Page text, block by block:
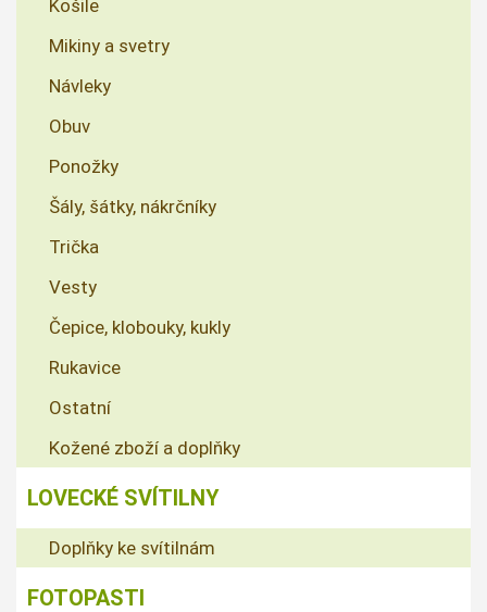
Košile
Mikiny a svetry
Návleky
Obuv
Ponožky
Šály, šátky, nákrčníky
Trička
Vesty
Čepice, klobouky, kukly
Rukavice
Ostatní
Kožené zboží a doplňky
LOVECKÉ SVÍTILNY
Doplňky ke svítilnám
FOTOPASTI